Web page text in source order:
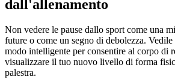
dall'allenamento
Non vedere le pause dallo sport come una
future o come un segno di debolezza.
modo intelligente per consentire al corpo di
visualizzare il tuo nuovo livello di forma
palestra.